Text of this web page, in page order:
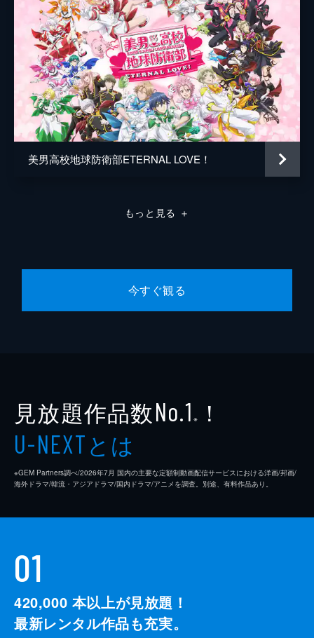
美男高校地球防衛部ETERNAL LOVE！
もっと見る ＋
今すぐ観る
見放題作品数No.1 ※ ！
U-NEXTとは
※GEM Partners調べ/2026年7⽉ 国内の主要な定額制動画配信サービスにおける洋画/邦画/
海外ドラマ/韓流・アジアドラマ/国内ドラマ/アニメを調査。別途、有料作品あり。
01
420,000 本以上が見放題！
最新レンタル作品も充実。